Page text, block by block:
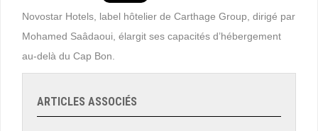
Novostar Hotels, label hôtelier de Carthage Group, dirigé par
Mohamed Saâdaoui, élargit ses capacités d’hébergement
au-delà du Cap Bon.
ARTICLES ASSOCIÉS